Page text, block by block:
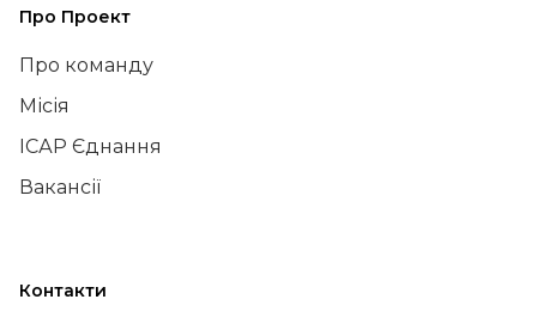
Про Проект
Про команду
Місія
ІСАР Єднання
Вакансії
Контакти